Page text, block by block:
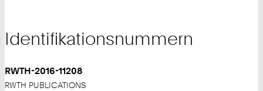
Identifikationsnummern
RWTH-2016-11208
RWTH PUBLICATIONS